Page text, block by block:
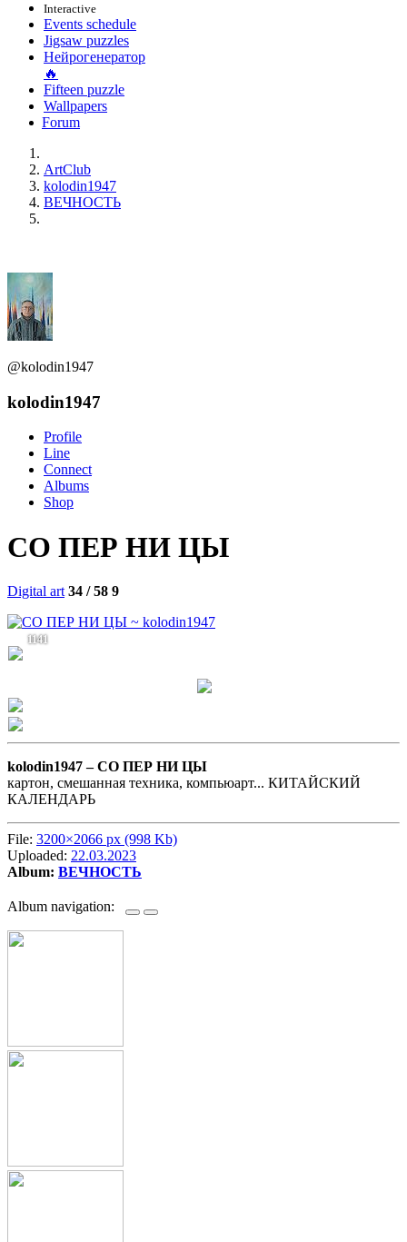
Interactive
Events schedule
Jigsaw puzzles
Нейрогенератор
🔥
Fifteen puzzle
Wallpapers
Forum
ArtClub
kolodin1947
ВЕЧНОСТЬ
@kolodin1947
kolodin1947
Profile
Line
Connect
Albums
Shop
СО ПЕР НИ ЦЫ
Digital art 34 / 58 9
1141
kolodin1947 –СО ПЕР НИ ЦЫ
картон, смешанная техника, компьюарт... КИТАЙСКИЙ
КАЛЕНДАРЬ
File: 3200×2066 px (998 Kb)
Uploaded: 22.03.2023
Album: ВЕЧНОСТЬ
Album navigation: